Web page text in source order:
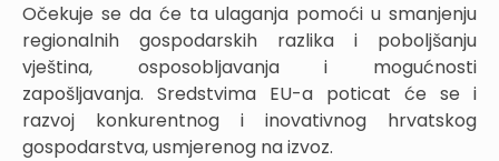
Očekuje se da će ta ulaganja pomoći u smanjenju
regionalnih gospodarskih razlika i poboljšanju
vještina, osposobljavanja i mogućnosti
zapošljavanja. Sredstvima EU-a poticat će se i
razvoj konkurentnog i inovativnog hrvatskog
gospodarstva, usmjerenog na izvoz.